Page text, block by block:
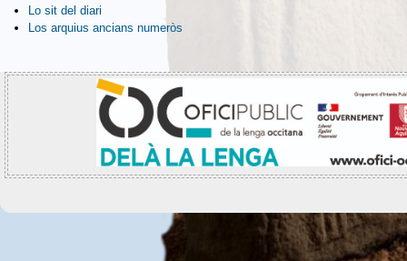
Lo sit del diari
Los arquius ancians numeròs